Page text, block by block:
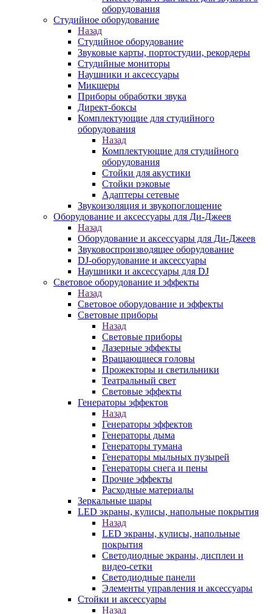
оборудования
Студийное оборудование
Назад
Студийное оборудование
Звуковые карты, портостудии, рекордеры
Студийные мониторы
Наушники и аксессуары
Микшеры
Приборы обработки звука
Директ-боксы
Комплектующие для студийного
оборудования
Назад
Комплектующие для студийного
оборудования
Стойки для акустики
Стойки рэковые
Адаптеры сетевые
Звукоизоляция и звукопоглощение
Оборудование и аксессуары для Ди-Джеев
Назад
Оборудование и аксессуары для Ди-Джеев
Звуковоспроизводящее оборудование
DJ-оборудование и аксессуары
Наушники и аксессуары для DJ
Световое оборудование и эффекты
Назад
Световое оборудование и эффекты
Световые приборы
Назад
Световые приборы
Лазерные эффекты
Вращающиеся головы
Прожекторы и светильники
Театральный свет
Световые эффекты
Генераторы эффектов
Назад
Генераторы эффектов
Генераторы дыма
Генераторы тумана
Генераторы мыльных пузырей
Генераторы снега и пены
Прочие эффекты
Расходные материалы
Зеркальные шары
LED экраны, кулисы, напольные покрытия
Назад
LED экраны, кулисы, напольные
покрытия
Светодиодные экраны, дисплеи и
видео-сетки
Светодиодные панели
Элементы управления и аксессуары
Стойки и аксессуары
Назад